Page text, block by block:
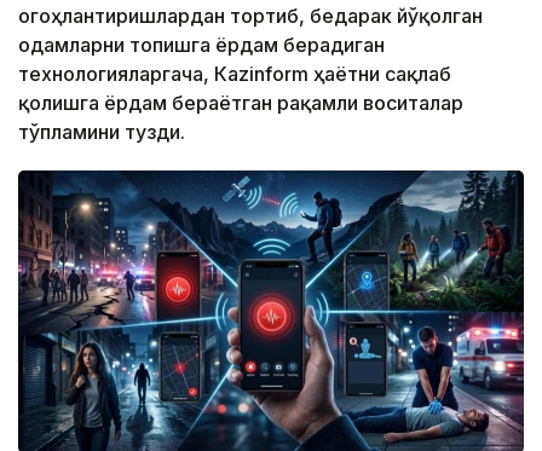
огоҳлантиришлардан тортиб, бедарак йўқолган
одамларни топишга ёрдам берадиган
технологияларгача, Кazinform ҳаётни сақлаб
қолишга ёрдам бераётган рақамли воситалар
тўпламини тузди.